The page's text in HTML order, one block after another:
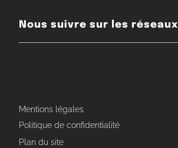
Nous suivre sur les réseaux
Mentions légales
Politique de confidentialité
Plan du site